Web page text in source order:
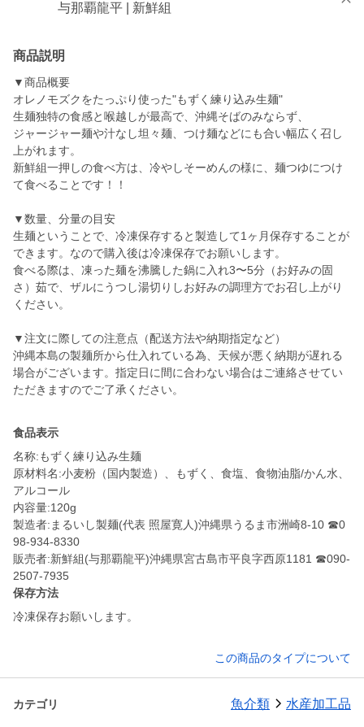
与那覇龍平 | 新鮮組
商品説明
▼商品概要
オレノモズクをたっぷり使った"もずく練り込み生麺"
生麺独特の食感と喉越しが最高で、沖縄そばのみならず、
ジャージャー麺や汁なし坦々麺、つけ麺などにも合い幅広く召し
上がれます。
新鮮組一押しの食べ方は、冷やしそーめんの様に、麺つゆにつけ
て食べることです！！
▼数量、分量の目安
生麺ということで、冷凍保存すると製造して1ヶ月保存することが
できます。なので購入後は冷凍保存でお願いします。
食べる際は、凍った麺を沸騰した鍋に入れ3〜5分（お好みの固
さ）茹で、ザルにうつし湯切りしお好みの調理方でお召し上がり
ください。
▼注文に際しての注意点（配送方法や納期指定など）
沖縄本島の製麺所から仕入れている為、天候が悪く納期が遅れる
場合がございます。指定日に間に合わない場合はご連絡させてい
食品表示
名称:もずく練り込み生麺
原材料名:小麦粉（国内製造）、もずく、食塩、食物油脂/かん水、
アルコール
内容量:120g
製造者:まるいし製麺(代表 照屋寛人)沖縄県うるま市洲崎8-10 ☎︎0
98-934-8330
販売者:新鮮組(与那覇龍平)沖縄県宮古島市平良字西原1181 ☎︎090-
2507-7935
保存方法
冷凍保存お願いします。
この商品のタイプについて
カテゴリ 魚介類 水産加工品